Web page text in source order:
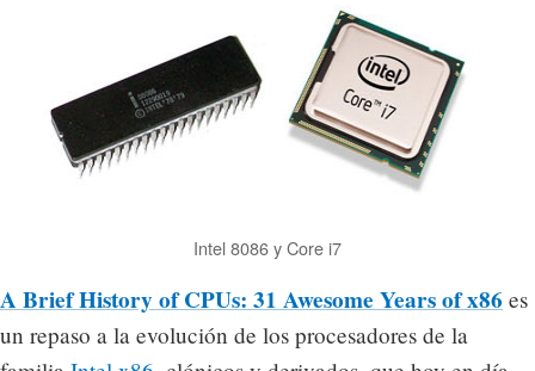
Intel 8086 y Core i7
A Brief History of CPUs: 31 Awesome Years of x86 es
un repaso a la evolución de los procesadores de la